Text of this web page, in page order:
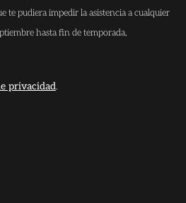
te pudiera impedir la asistencia a cualquier
hasta fin de temporada,
privacidad.